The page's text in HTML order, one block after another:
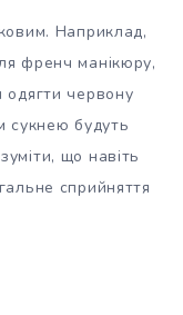
Наприклад,
френч манікюру,
одягти червону
сукнею будуть
що навіть
сприйняття